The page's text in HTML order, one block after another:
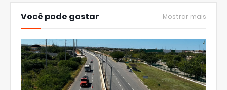
Você pode gostar Mostrar mais